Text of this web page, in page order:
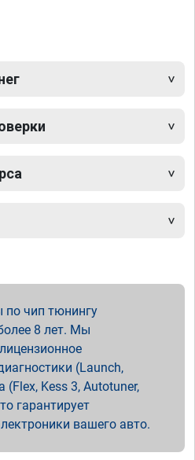
по чип тюнингу
8 лет. Мы
(Launch,
Kess 3, Autotuner,
гарантирует
вашего авто.